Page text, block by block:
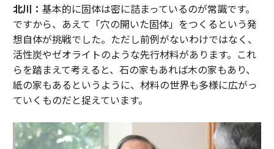
北川： 基本的に固体は密に詰まっているのが常識です。
ですから、あえて「穴の開いた固体」をつくるという発
想自体が挑戦でした。ただし前例がないわけではなく、
活性炭やゼオライトのような先行材料があります。これ
らを踏まえて考えると、石の家もあれば木の家もあり、
紙の家もあるというように、材料の世界も多様に広がっ
ていくものだと捉えています。